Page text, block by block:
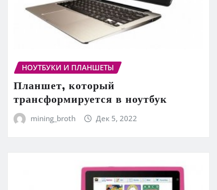
НОУТБУКИ И ПЛАНШЕТЫ
Планшет, который
трансформируется в ноутбук
mining_broth Дек 5, 2022